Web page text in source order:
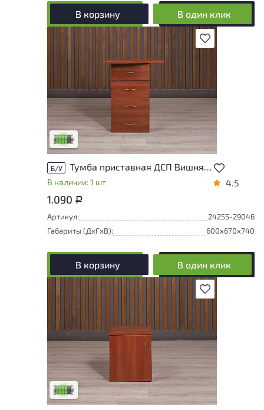
В корзину В один клик
В избранное
У товара присутствуют незначительные
следы эксплуатации, не влияющие на
удобство его использования
Низкая степень износа
Б/У Тумба приставная ДСП Вишня Россия
В наличии: 1 шт 4.5
1.090 Р
Артикул:
24255-29046
Габариты (ДxГxВ):
600x670x740
В корзину В один клик
В избранное
У товара присутствуют незначительные
следы эксплуатации, не влияющие на
удобство его использования
Низкая степень износа